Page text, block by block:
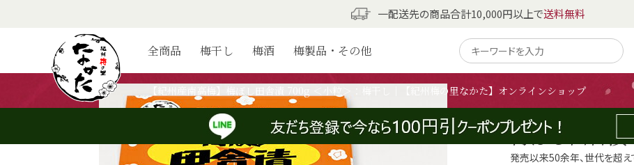
【紀州産南高梅】梅ぼし田舎漬 700g ＜小粒＞：梅干し｜【紀州梅の里なかた】オンラインショップ
一配送先の商品合計10,000円以上で送料無料
全商品 梅干し 梅酒 梅製品・その他
【11/1より販売休止】【紀州産南高梅】梅ぼし田舎漬 700g ＜小粒＞
発売以来50余年、世代を超え
【11/1より販
梅ぼし田舎漬